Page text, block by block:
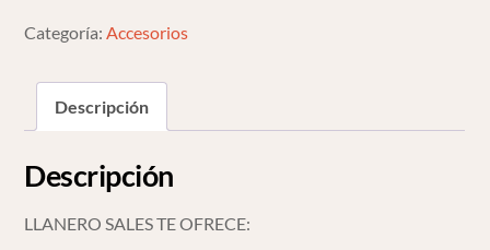
Categoría: Accesorios
Descripción
Descripción
LLANERO SALES TE OFRECE: